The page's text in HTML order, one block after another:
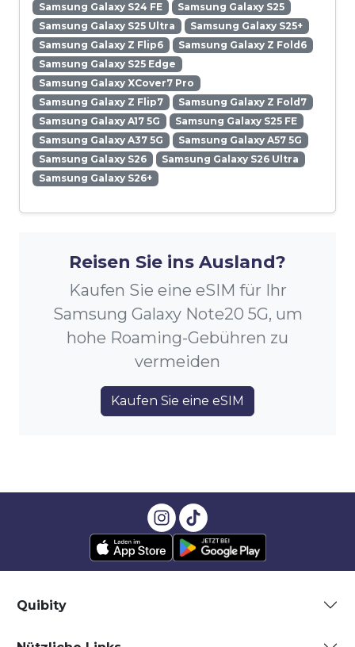
Samsung Galaxy S24 FE
Samsung Galaxy S25
Samsung Galaxy S25 Ultra
Samsung Galaxy S25+
Samsung Galaxy Z Flip6
Samsung Galaxy Z Fold6
Samsung Galaxy S25 Edge
Samsung Galaxy XCover7 Pro
Samsung Galaxy Z Flip7
Samsung Galaxy Z Fold7
Samsung Galaxy A17 5G
Samsung Galaxy S25 FE
Samsung Galaxy A37 5G
Samsung Galaxy A57 5G
Samsung Galaxy S26
Samsung Galaxy S26 Ultra
Samsung Galaxy S26+
Reisen Sie ins Ausland?
Kaufen Sie eine eSIM für Ihr
Samsung Galaxy Note20 5G, um
hohe Roaming-Gebühren zu
vermeiden
Kaufen Sie eine eSIM
Quibity